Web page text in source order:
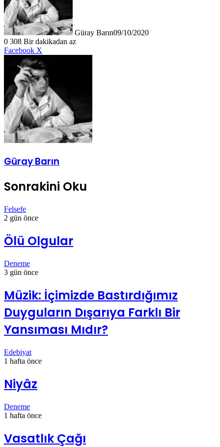
Güray Barın09/10/2020
0 308 Bir dakikadan az
Facebook X
ile
paylaş
Güray Barın
Sonrakini Oku
Felsefe
2 gün önce
Ölü Olgular
Deneme
3 gün önce
Müzik: İçimizde Bastırdığımız
Duyguların Dışarıya Farklı Bir
Yansıması Mıdır?
Edebiyat
1 hafta önce
Niyâz
Deneme
1 hafta önce
Vasatlık Çağı